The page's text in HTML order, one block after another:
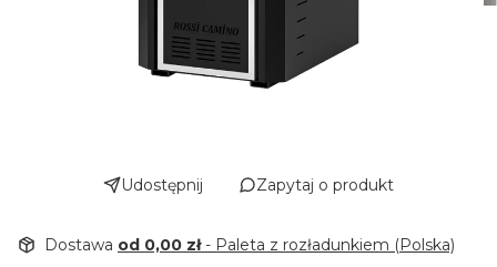
Udostępnij Zapytaj o produkt
Dostawa od 0,00 zł- Paleta z rozładunkiem (Polska)